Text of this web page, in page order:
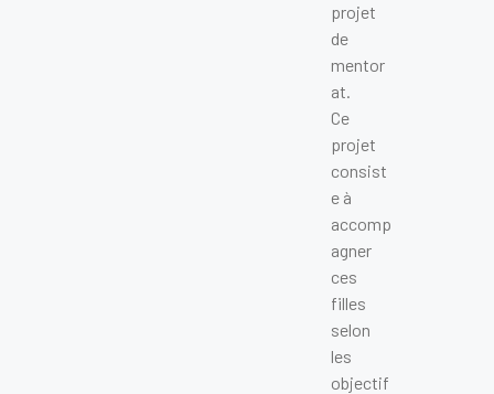
projet
de
mentor
at.
Ce
projet
consist
e à
accomp
agner
ces
filles
selon
les
objectif